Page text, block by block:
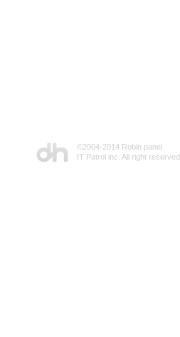
©2004-2014 Robin panel
IT Patrol inc. All right reserved.